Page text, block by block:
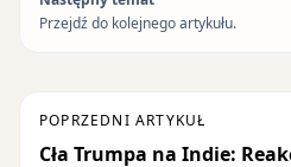
Przejdź do kolejnego artykułu.
POPRZEDNI ARTYKUŁ
Cła Trumpa na Indie: